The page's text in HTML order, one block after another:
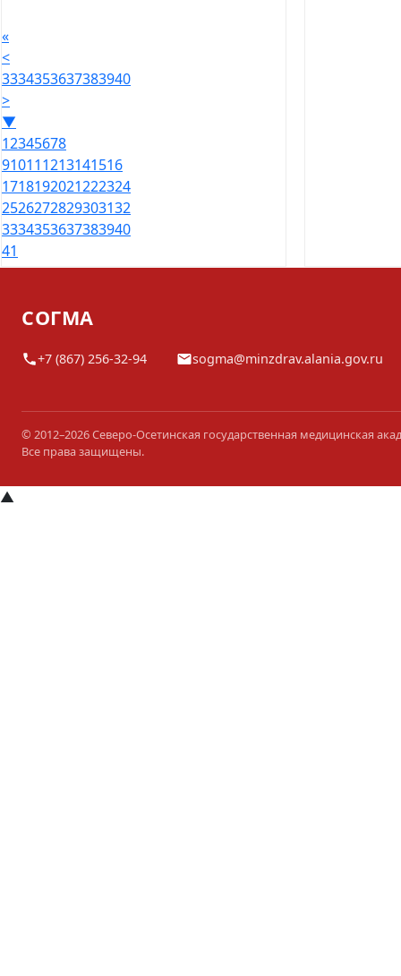
«
<
3334353637383940
>
▼
12345678
910111213141516
1718192021222324
2526272829303132
3334353637383940
41
СОГМА
+7 (867) 256-32-94 sogma@minzdrav.alania.gov.ru
© 2012–2026 Северо-Осетинская государственная медицинская
Все права защищены.
▲